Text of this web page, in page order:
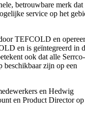
betrouwbare merk dat
service op het
TEFCOLD en
en is geïntegreerd in
ook dat alle Serrco-
zijn op een
en Hedwig
en Product Director op